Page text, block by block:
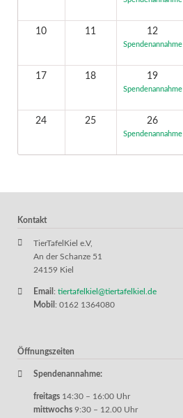
10 11 12
Spendenannahme
17 18 19
Spendenannahme
24 25 26
Spendenannahme
Kontakt
TierTafelKiel e.V,
An der Schanze 51
24159 Kiel
Email : tiertafelkiel@tiertafelkiel.de
Mobil : 0162 1364080
Öffnungszeiten
Spendenannahme:
freitags 14:30 – 16:00 Uhr
mittwochs 9:30 – 12.00 Uhr